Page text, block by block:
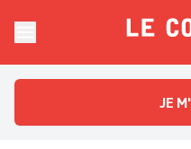
Le
JE